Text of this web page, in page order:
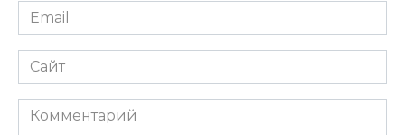
Email
*
Сайт
Комментарий